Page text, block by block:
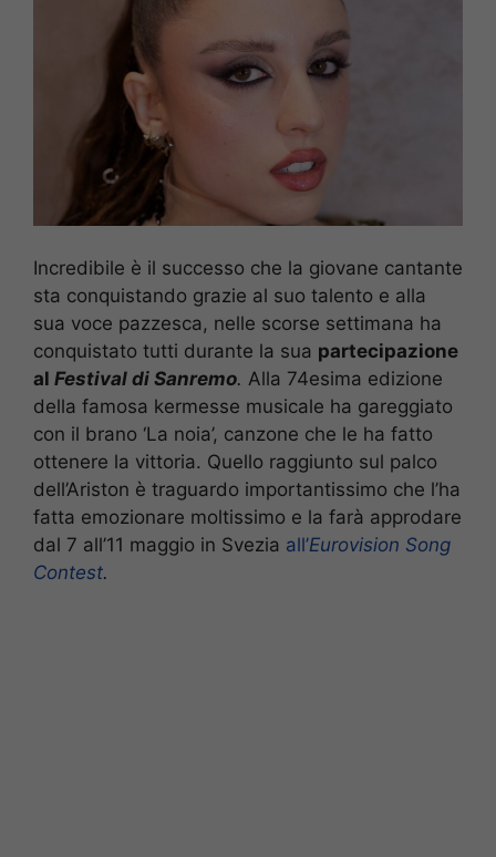
Incredibile è il successo che la giovane cantante
sta conquistando grazie al suo talento e alla
sua voce pazzesca, nelle scorse settimana ha
conquistato tutti durante la sua partecipazione
al Festival di Sanremo. Alla 74esima edizione
della famosa kermesse musicale ha gareggiato
con il brano ‘La noia’, canzone che le ha fatto
ottenere la vittoria. Quello raggiunto sul palco
dell’Ariston è traguardo importantissimo che l’ha
fatta emozionare moltissimo e la farà approdare
dal 7 all’11 maggio in Svezia all’Eurovision Song
Contest.